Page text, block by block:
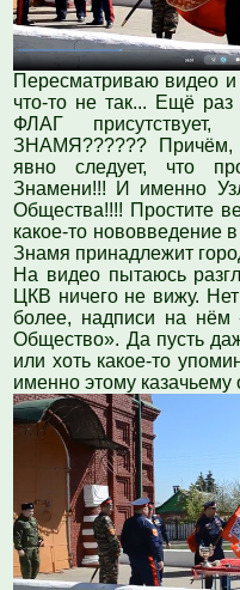
Пересматриваю видео
что-то не так... Ещё
ФЛАГ
ЗНАМЯ?????? Причём,
явно следует, что
Знамени!!! И именно
Общества!!!! Простите
какое-то
Знамя принадлежит
На видео пытаюсь
ЦКВ ничего не вижу.
более, надписи на нём
Общество». Да пусть
или хоть какое-то
именно этому